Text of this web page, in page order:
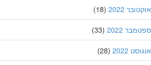
2022
(18)
2022
(33)
2022
(28)